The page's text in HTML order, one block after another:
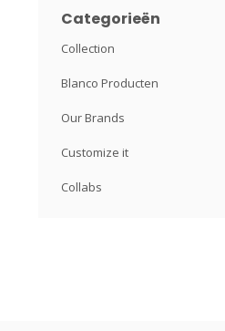
Categorieën
Collection
Blanco Producten
Our Brands
Customize it
Collabs